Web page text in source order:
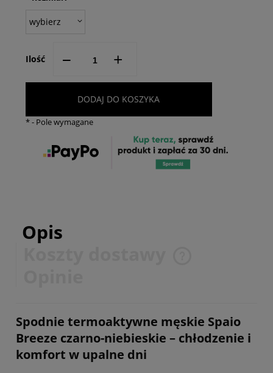
Ilość -- +
DODAJ DO KOSZYKA
*- Pole wymagane
Opis
Spodnie termoaktywne męskie Spaio
Breeze czarno-niebieskie – chłodzenie i
komfort w upalne dni